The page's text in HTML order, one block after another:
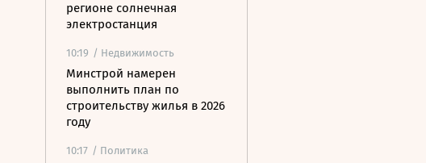
регионе солнечная
электростанция
10:19 / Недвижимость
Минстрой намерен
выполнить план по
строительству жилья в 2026
году
10:17 / Политика